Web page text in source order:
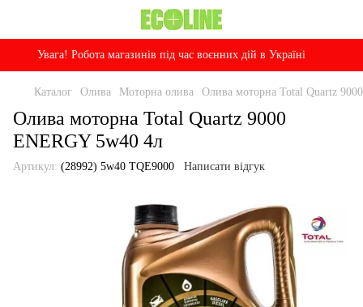
Увага! Робота магазинів під час воєнних дій в Україні
Каталог Олива Моторна олива Олива моторна Total Quartz
Олива моторна Total Quartz 9000
ENERGY 5w40 4л
Артикул: (28992) 5w40 TQE9000 Написати відгук